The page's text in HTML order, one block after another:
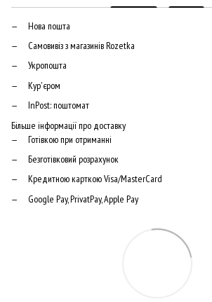
Нова пошта
Самовивіз з магазинів Rozetka
Укропошта
Кур'єром
InPost: поштомат
Більше інформації про доставку
Готівкою при отриманні
Безготівковий розрахунок
Кредитною карткою Visa/MasterCard
Google Pay, PrivatPay, Apple Pay